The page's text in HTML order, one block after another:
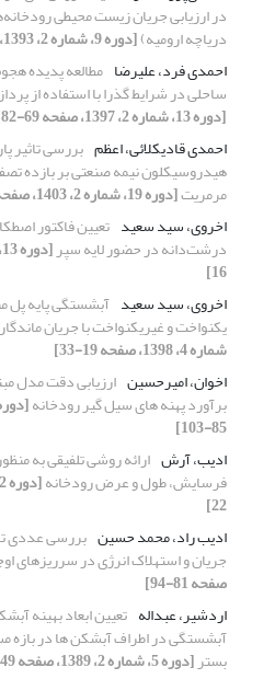
در ارزیابی جریان زیست محیطی
دریاچه ارومیه)[دوره 9، شماره 2، 1393، صفحه 69-82]
احمدی فرد، علیرضا مطالعه پدیده
ساحلی در شرایط گذرا با استفاده از
[دوره 13، شماره 2، 1397، صفحه 69-82]
احمدی قادیکلائی، اعظم بررسی تاثیر
هیدروسیکلون نیمه صنعتی بر بازده
مرمریت[دوره 19، شماره 2، 1403، صفحه 105-117]
اخروی، سید سعید تعیین فاکتور
درشت‌دانه در ‏حضور لایه سپر
16]
اخروی، سید سعید آبشستگی پایه پل
یکنواخت و غیریکنواخت با جریان
شماره 4، 1398، صفحه 19-33]
اخوان، امیرحسین
برآورد پهنه های سیل گیر رودخانه
85-103]
ادیب، آرش ارائه روشی تلفیقی به
فرسایش، طول و عرض رودخانه
22]
ادیب راد، محمد حسین بررسی عددی
جریان و استهلاک انرژی در سرریزهای
صفحه 81-94]
اردشیر، عبداله تعیین ابعاد بهینه
آبشستگی در اطراف آبشکن ها در بازه
بستر[دوره 5، شماره 2، 1389، صفحه 49-64]